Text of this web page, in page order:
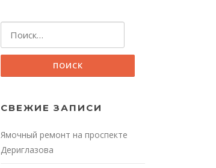
СВЕЖИЕ ЗАПИСИ
Ямочный ремонт на проспекте
Дериглазова